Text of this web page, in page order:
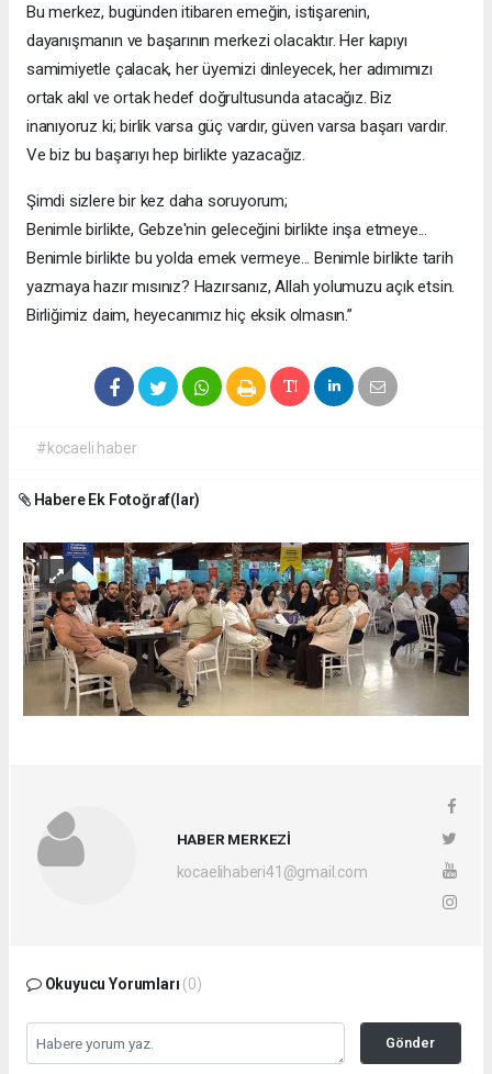
Bu merkez, bugünden itibaren emeğin, istişarenin,
dayanışmanın ve başarının merkezi olacaktır. Her kapıyı
samimiyetle çalacak, her üyemizi dinleyecek, her adımımızı
ortak akıl ve ortak hedef doğrultusunda atacağız. Biz
inanıyoruz ki; birlik varsa güç vardır, güven varsa başarı vardır.
Ve biz bu başarıyı hep birlikte yazacağız.
Şimdi sizlere bir kez daha soruyorum;
Benimle birlikte, Gebze'nin geleceğini birlikte inşa etmeye...
Benimle birlikte bu yolda emek vermeye... Benimle birlikte tarih
yazmaya hazır mısınız? Hazırsanız, Allah yolumuzu açık etsin.
Birliğimiz daim, heyecanımız hiç eksik olmasın.”
#kocaeli haber
Habere Ek Fotoğraf(lar)
HABER MERKEZİ
kocaelihaberi41@gmail.com
Okuyucu Yorumları (0)
Gönder